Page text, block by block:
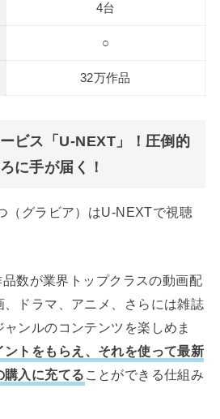
4台
○
32万作品
ビス「U-NEXT」！圧倒的
に手が届く！
（グラビア）はU-NEXTで視聴
数が業界トップクラスの動画配
ドラマ、アニメ、さらには雑誌
ンルのコンテンツを楽しめま
ントをもらえ、それを使って最新
購入に充てる ことができる仕組み